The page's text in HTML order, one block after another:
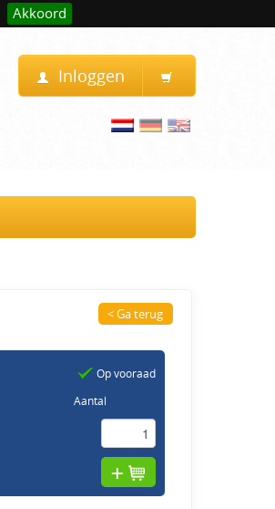
Akkoord
Inloggen
< Ga terug
Op vooraad
Aantal